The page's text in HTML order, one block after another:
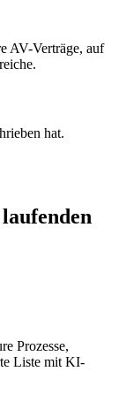
AV-Verträge, auf
hat.
Prozesse,
Liste mit KI-